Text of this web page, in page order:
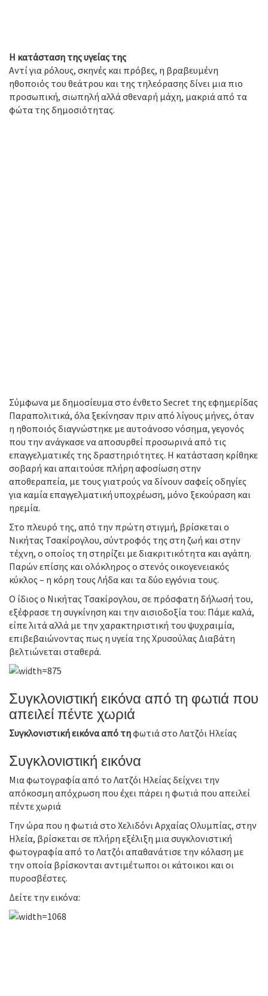
Η κατάσταση της υγείας της
Αντί για ρόλους, σκηνές και πρόβες, η βραβευμένη
ηθοποιός του θεάτρου και της τηλεόρασης δίνει μια πιο
προσωπική, σιωπηλή αλλά σθεναρή μάχη, μακριά από τα
φώτα της δημοσιότητας.
Σύμφωνα με δημοσίευμα στο ένθετο Secret της εφημερίδας
Παραπολιτικά, όλα ξεκίνησαν πριν από λίγους μήνες, όταν
η ηθοποιός διαγνώστηκε με αυτοάνοσο νόσημα, γεγονός
που την ανάγκασε να αποσυρθεί προσωρινά από τις
επαγγελματικές της δραστηριότητες. Η κατάσταση κρίθηκε
σοβαρή και απαιτούσε πλήρη αφοσίωση στην
αποθεραπεία, με τους γιατρούς να δίνουν σαφείς οδηγίες
για καμία επαγγελματική υποχρέωση, μόνο ξεκούραση και
ηρεμία.
Στο πλευρό της, από την πρώτη στιγμή, βρίσκεται ο
Νικήτας Τσακίρογλου, σύντροφός της στη ζωή και στην
τέχνη, ο οποίος τη στηρίζει με διακριτικότητα και αγάπη.
Παρών επίσης και ολόκληρος ο στενός οικογενειακός
κύκλος – η κόρη τους Λήδα και τα δύο εγγόνια τους.
Ο ίδιος ο Νικήτας Τσακίρογλου, σε πρόσφατη δήλωσή του,
εξέφρασε τη συγκίνηση και την αισιοδοξία του: Πάμε καλά,
είπε λιτά αλλά με την χαρακτηριστική του ψυχραιμία,
επιβεβαιώνοντας πως η υγεία της Χρυσούλας Διαβάτη
βελτιώνεται σταθερά.
Συγκλονιστική εικόνα από τη φωτιά που
απειλεί πέντε χωριά
Συγκλονιστική εικόνα από τηφωτιά στο Λατζόι Ηλείας
Συγκλονιστική εικόνα
Μια φωτογραφία από το Λατζόι Ηλείας δείχνει την
απόκοσμη απόχρωση που έχει πάρει η φωτιά που απειλεί
πέντε χωριά
Την ώρα που η φωτιά στο Χελιδόνι Αρχαίας Ολυμπίας, στην
Ηλεία, βρίσκεται σε πλήρη εξέλιξη μια συγκλονιστική
φωτογραφία από το Λατζόι απαθανάτισε την κόλαση με
την οποία βρίσκονται αντιμέτωποι οι κάτοικοι και οι
πυροσβέστες.
Δείτε την εικόνα: